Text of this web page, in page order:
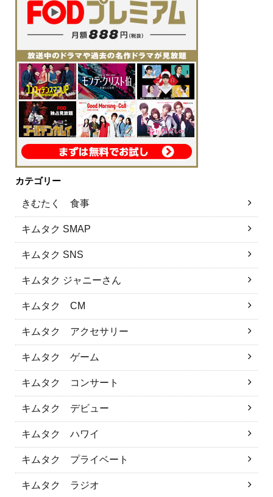
カテゴリー
きむたく 食事
キムタク SMAP
キムタク SNS
キムタク ジャニーさん
キムタク CM
キムタク アクセサリー
キムタク ゲーム
キムタク コンサート
キムタク デビュー
キムタク ハワイ
キムタク プライベート
キムタク ラジオ